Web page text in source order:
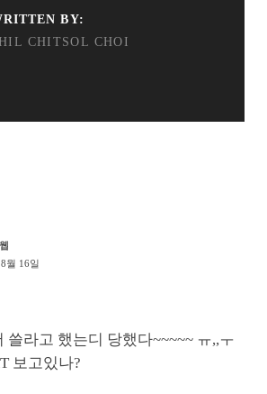
BY:
CHITSOL CHOI
월 16일
쓸라고 했는디 당했다~~~~~ ㅠ,,ㅜ
보고있나?